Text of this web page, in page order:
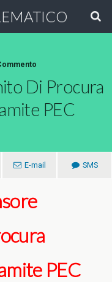
Di Procura
PEC
E-mail SMS
PEC